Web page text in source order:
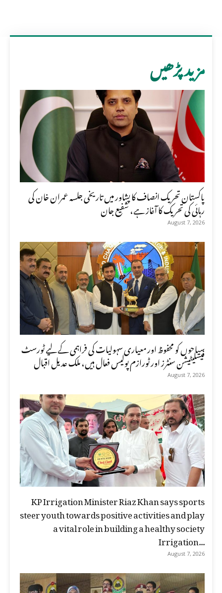
مزید پڑھیں
پاکستان تحریک انصاف کا پشاور میں تاریخی جلسہ عمران خان کی
رہائی کی تحریک کا آغاز ہے، شفیع جان
August 7, 2026
سیاحوں کو محفوظ اور معیاری سہولیات کی فراہمی کے لیے ٹورسٹ
فیسلیٹیشن سنٹرز اور ٹورازم پولیس فعال ہیں، ملک عدیل اقبال
August 7, 2026
KP Irrigation Minister Riaz Khan says sports
steer youth towards positive activities and play
a vital role in building a healthy society
Irrigation...
August 7, 2026